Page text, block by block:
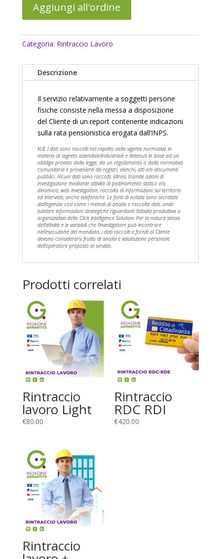
Aggiungi all'ordine
Categoria: Rintraccio Lavoro
Descrizione
Il servizio relativamente a soggetti persone
fisiche consiste nella messa a disposizione
del Cliente di un report contenente indicazioni
sulla rata pensionistica erogata dall‘INPS.
N.B. I dati sono raccolti nel rispetto della vigente normativa in
materia di segreto aziendale/industriale e detenuti in base ad un
obbligo previsto dalla legge, da un regolamento o dalla normativa
comunitaria e provenienti da registri, elenchi, atti e/o documenti
pubblici. Alcuni dati sono raccolti, altresì, tramite azioni di
investigazione mediante attività di pedinamento statico e/o
dinamico, web investigation, raccolta di informazioni sul territorio
ed interviste, anche telefoniche. Le fonti di notizia sono secretate
dall’agenzia così come i metodi di analisi e raccolta dati, onde
tutelare informazioni strategiche riguardanti l’attività produttiva o
organizzativa della Click Intelligence Solution. Per la natura stessa
dell’attività e le variabili che l’investigatore può incontrare
nell’esecuzione del mandato, i dati raccolti e forniti al Cliente
devono considerarsi frutto di analisi e valutazione personale
dell’operatore preposto al servizio.
Prodotti correlati
Rintraccio
lavoro Light
€80.00
Rintraccio
RDC RDI
€420.00
Rintraccio